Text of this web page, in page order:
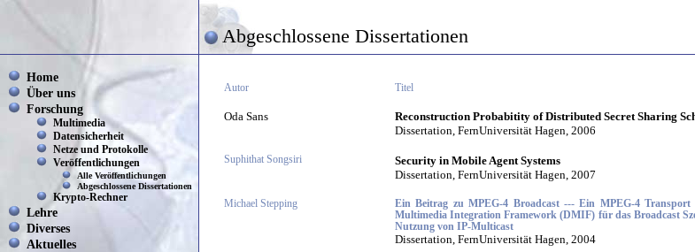
Abgeschlossene Dissertationen
Home
Über uns
Forschung
Multimedia
Datensicherheit
Netze und Protokolle
Veröffentlichungen
Alle Veröffentlichungen
Abgeschlossene Dissertationen
Krypto-Rechner
Lehre
Diverses
Aktuelles
Autor Titel
Oda Sans
Reconstruction Probabitity of Distributed Secret Sharing
Dissertation, FernUniversität Hagen, 2006
Suphithat Songsiri
Security in Mobile Agent Systems
Dissertation, FernUniversität Hagen, 2007
Michael Stepping
Ein Beitrag zu MPEG-4 Broadcast --- Ein MPEG-4 Transport
Multimedia Integration Framework (DMIF) für das Broadcast
Nutzung von IP-Multicast
Dissertation, FernUniversität Hagen, 2004